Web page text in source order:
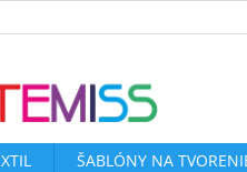
ŠABLÓNY NA